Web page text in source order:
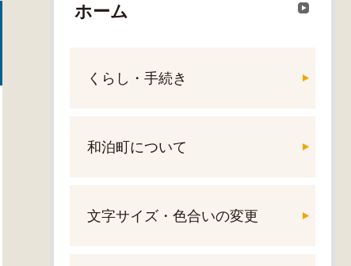
ホーム
くらし・手続き
和泊町について
文字サイズ・色合いの変更